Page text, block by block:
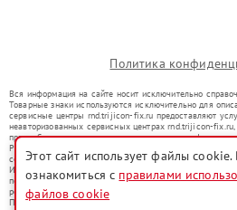
Политика
Вся информация на сайте носит исключительно
Товарные знаки используются исключительно для
сервисные центры rnd.trijicon-fix.ru предоставляют
неавторизованных сервисных центрах rnd.trijicon-
правообладателями товарных знаков или их
Ремонт осуществляется для устройств, уже введенных
со статьей 1487 ГК РФ.
Использование товарных знаков не преследует цели
потребителей в заблуждение, а служит для
ремонту техники указанных брендов.
Представленная на сайте информация не является
Этот сайт использует файлы
ознакомиться с правилами
файлов cookie